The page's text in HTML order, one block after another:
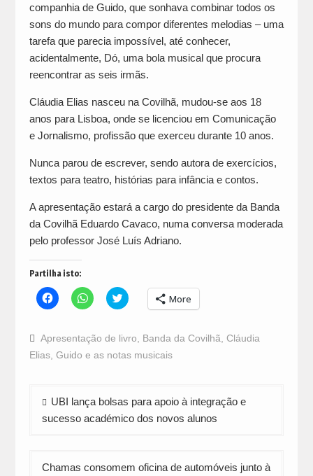
companhia de Guido, que sonhava combinar todos os
sons do mundo para compor diferentes melodias – uma
tarefa que parecia impossível, até conhecer,
acidentalmente, Dó, uma bola musical que procura
reencontrar as seis irmãs.
Cláudia Elias nasceu na Covilhã, mudou-se aos 18
anos para Lisboa, onde se licenciou em Comunicação
e Jornalismo, profissão que exerceu durante 10 anos.
Nunca parou de escrever, sendo autora de exercícios,
textos para teatro, histórias para infância e contos.
A apresentação estará a cargo do presidente da Banda
da Covilhã Eduardo Cavaco, numa conversa moderada
pelo professor José Luís Adriano.
Partilha isto:
Click
to
Facebook
(Opens
in
new
Click
to
WhatsApp
(Opens
new
Click
to
Twitter
(Opens
new
More
Apresentação de livro Banda da Covilhã Cláudia
Elias, Guido e as notas musicais
Navegação
de
UBI lança bolsas para apoio à integração e
sucesso académico dos novos alunos
Chamas consomem oficina de automóveis junto à